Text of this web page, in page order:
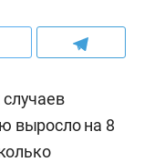
выросло на 8